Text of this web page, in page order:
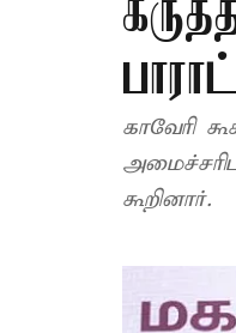
காவேரி
கூறினார்.